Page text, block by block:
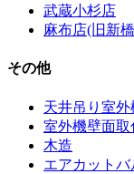
武蔵小杉店
麻布店(旧新
その他
天井吊り室外
室外機壁面取
木造
エアカットバ